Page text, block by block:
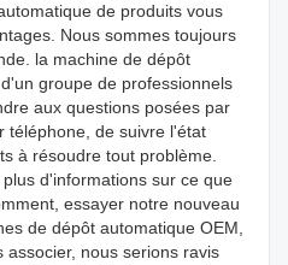
de produits vous
Nous sommes toujours
la machine de dépôt
groupe de professionnels
aux questions posées par
téléphone, de suivre l'état
à résoudre tout problème.
d'informations sur ce que
essayer notre nouveau
de dépôt automatique OEM,
nous serions ravis